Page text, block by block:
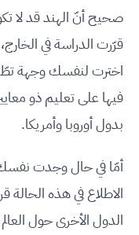
صحيح أنّ الهند قد لا
قرّرت الدراسة في
اخترت لنفسك وجهة
فيها على تعليم ذو
بدول أوروبا وأمريكا.
أمّا في حال وجدت
الاطلاع في هذه الحالة
الدول الأخرى حول